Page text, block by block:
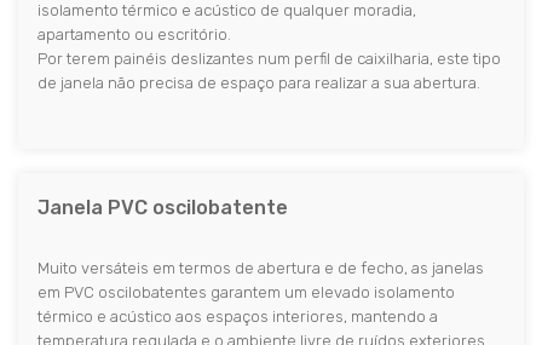
isolamento térmico e acústico de qualquer moradia,
apartamento ou escritório.
Por terem painéis deslizantes num perfil de caixilharia, este tipo
de janela não precisa de espaço para realizar a sua abertura.
Janela PVC oscilobatente
Muito versáteis em termos de abertura e de fecho, as janelas
em PVC oscilobatentes garantem um elevado isolamento
térmico e acústico aos espaços interiores, mantendo a
temperatura regulada e o ambiente livre de ruídos exteriores.